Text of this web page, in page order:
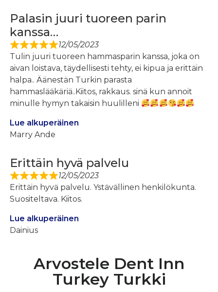
Palasin juuri tuoreen parin
kanssa…
12/05/2023
Tulin juuri tuoreen hammasparin kanssa, joka on
aivan loistava, täydellisesti tehty, ei kipua ja erittäin
halpa.. Äänestän Turkin parasta
hammaslääkäriä..Kiitos, rakkaus. sinä kun annoit
minulle hymyn takaisin huulilleni
Lue alkuperäinen
Marry Ande
Erittäin hyvä palvelu
12/05/2023
Erittäin hyvä palvelu. Ystävällinen henkilökunta.
Suositeltava. Kiitos.
Lue alkuperäinen
Dainius
Arvostele Dent Inn
Turkey Turkki